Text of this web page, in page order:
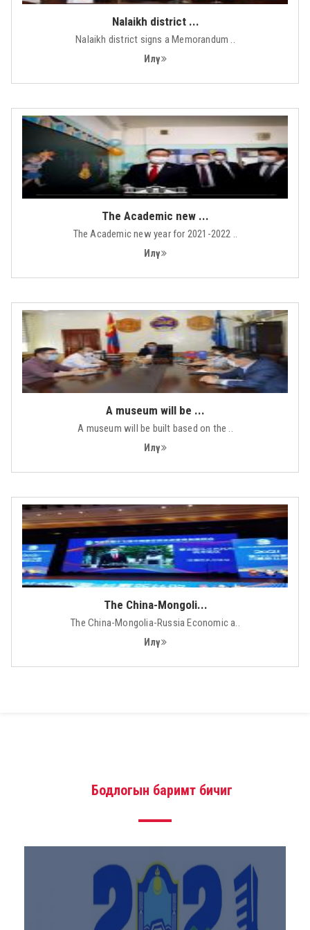
Nalaikh district ...
Nalaikh district signs a Memorandum ..
Илүү
The Academic new ...
The Academic new year for 2021-2022 ..
Илүү
A museum will be ...
A museum will be built based on the ..
Илүү
The China-Mongoli...
The China-Mongolia-Russia Economic a..
Илүү
Promotion of nati...
Promotion of national music art of J..
Бодлогын баримт бичиг